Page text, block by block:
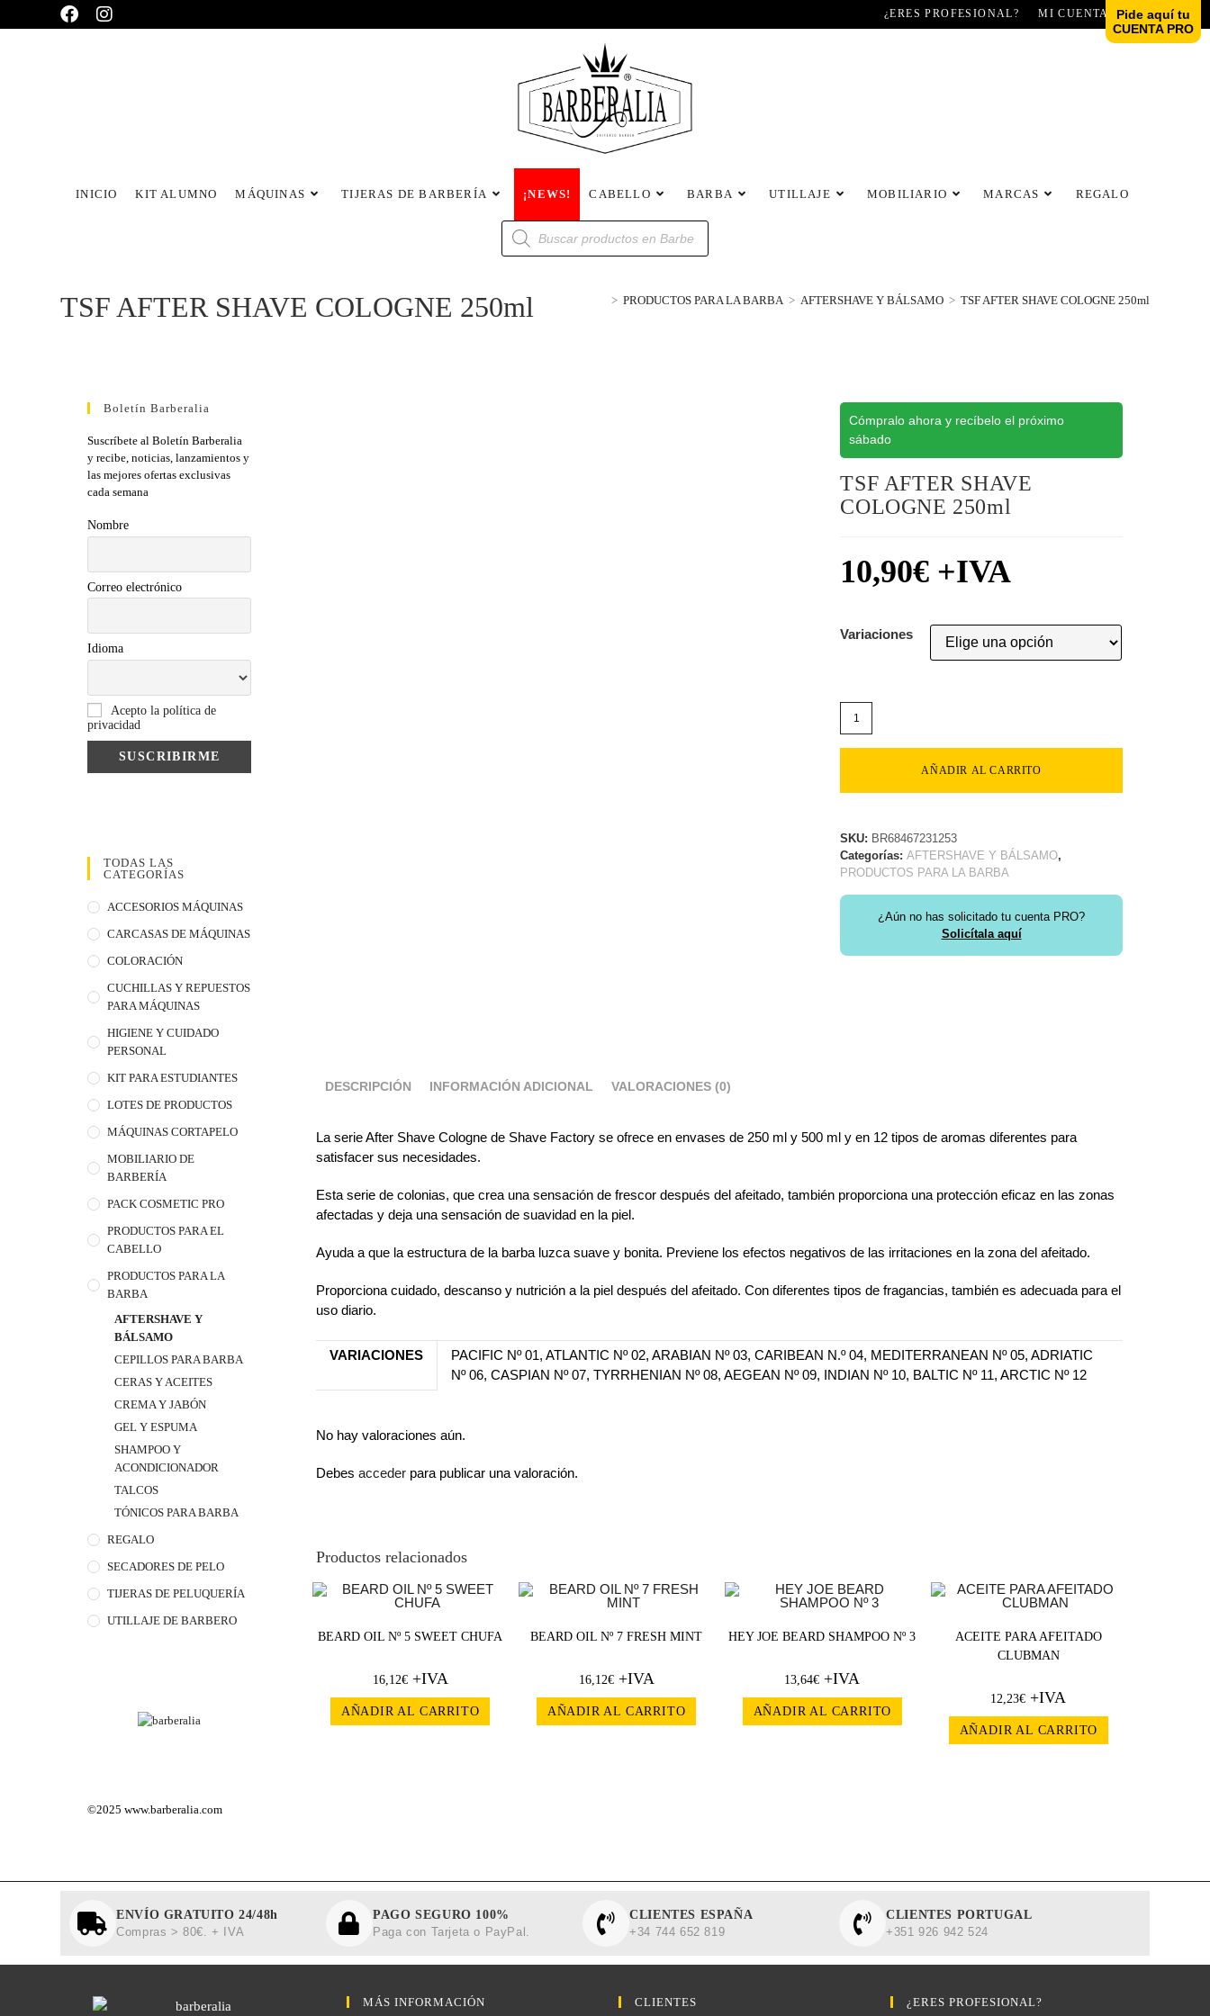
¿ERES PROFESIONAL? MI CUENTA
INICIO KIT ALUMNO MÁQUINAS TIJERAS DE BARBERÍA ¡NEWS! CABELLO BARBA UTILLAJE MOBILIARIO MARCAS REGALO
TSF AFTER SHAVE COLOGNE 250ml > PRODUCTOS PARA LA BARBA > AFTERSHAVE Y BÁLSAMO > TSF AFTER SHAVE COLOGNE 250ml
Boletín Barberalia
Suscríbete al Boletín Barberalia
y recibe, noticias, lanzamientos y
las mejores ofertas exclusivas
cada semana
Nombre
Correo electrónico
Idioma
Acepto la política de
privacidad
TODAS LAS
CATEGORÍAS
ACCESORIOS MÁQUINAS
CARCASAS DE MÁQUINAS
COLORACIÓN
CUCHILLAS Y REPUESTOS
PARA MÁQUINAS
HIGIENE Y CUIDADO
PERSONAL
KIT PARA ESTUDIANTES
LOTES DE PRODUCTOS
MÁQUINAS CORTAPELO
MOBILIARIO DE
BARBERÍA
PACK COSMETIC PRO
PRODUCTOS PARA EL
CABELLO
PRODUCTOS PARA LA
BARBA
AFTERSHAVE Y
BÁLSAMO
CEPILLOS PARA BARBA
CERAS Y ACEITES
CREMA Y JABÓN
GEL Y ESPUMA
SHAMPOO Y
ACONDICIONADOR
TALCOS
TÓNICOS PARA BARBA
REGALO
SECADORES DE PELO
TIJERAS DE PELUQUERÍA
UTILLAJE DE BARBERO
©2025www.barberalia.com
Cómpralo ahora y recíbelo el próximo
sábado
TSF AFTER SHAVE
COLOGNE 250ml
10,90€ +IVA
Variaciones
AÑADIR AL CARRITO
SKU: BR68467231253
Categorías:AFTERSHAVE Y BÁLSAMO,
PRODUCTOS PARA LA BARBA
¿Aún no has solicitado tu cuenta PRO?
Solicítala aquí
DESCRIPCIÓN INFORMACIÓN ADICIONAL VALORACIONES (0)
La serie After Shave Cologne de Shave Factory se ofrece en envases de 250 ml y 500 ml y en 12 tipos de aromas diferentes para
satisfacer sus necesidades.
Esta serie de colonias, que crea una sensación de frescor después del afeitado, también proporciona una protección eficaz en las zonas
afectadas y deja una sensación de suavidad en la piel.
Ayuda a que la estructura de la barba luzca suave y bonita. Previene los efectos negativos de las irritaciones en la zona del afeitado.
Proporciona cuidado, descanso y nutrición a la piel después del afeitado. Con diferentes tipos de fragancias, también es adecuada para el
uso diario.
VARIACIONES
PACIFIC Nº 01, ATLANTIC Nº 02, ARABIAN Nº 03, CARIBEAN N.º 04, MEDITERRANEAN Nº 05, ADRIATIC
Nº 06, CASPIAN Nº 07, TYRRHENIAN Nº 08, AEGEAN Nº 09, INDIAN Nº 10, BALTIC Nº 11, ARCTIC Nº 12
No hay valoraciones aún.
Debesacceder para publicar una valoración.
Productos relacionados
BEARD OIL Nº 5 SWEET CHUFA
16,12€+IVA
AÑADIR AL CARRITO
BEARD OIL Nº 7 FRESH MINT
16,12€+IVA
AÑADIR AL CARRITO
HEY JOE BEARD SHAMPOO Nº 3
13,64€ +IVA
AÑADIR AL CARRITO
ACEITE PARA AFEITADO
CLUBMAN
12,23€ +IVA
AÑADIR AL CARRITO
ENVÍO GRATUITO 24/48h
Compras > 80€. + IVA
PAGO SEGURO 100%
Paga con Tarjeta o PayPal.
CLIENTES ESPAÑA
+34 744 652 819
CLIENTES PORTUGAL
+351 926 942 524
MÁS INFORMACIÓN CLIENTES ¿ERES PROFESIONAL?
Pide aquí tu
CUENTA PRO